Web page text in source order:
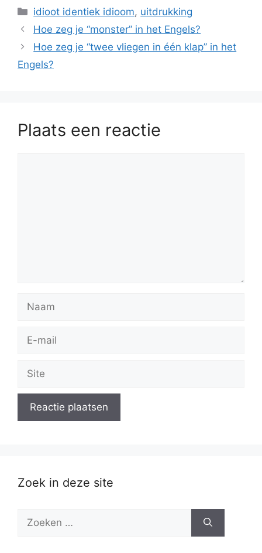
Categorieën
idioot identiek idioom, uitdrukking
Hoe zeg je “monster” in het Engels?
Hoe zeg je “twee vliegen in één klap” in het
Engels?
Plaats een reactie
Naam
Site
Zoek in deze site
Zoek